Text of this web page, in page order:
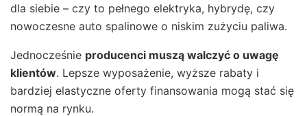
dla siebie – czy to pełnego elektryka, hybrydę, czy
nowoczesne auto spalinowe o niskim zużyciu paliwa.
Jednocześnie producenci muszą walczyć o uwagę
klientów. Lepsze wyposażenie, wyższe rabaty i
bardziej elastyczne oferty finansowania mogą stać się
normą na rynku.